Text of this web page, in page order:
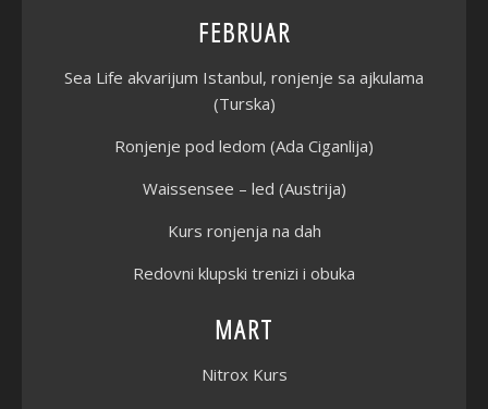
FEBRUAR
Sea Life akvarijum Istanbul, ronjenje sa ajkulama
(Turska)
Ronjenje pod ledom (Ada Ciganlija)
Waissensee – led (Austrija)
Kurs ronjenja na dah
Redovni klupski trenizi i obuka
MART
Nitrox Kurs